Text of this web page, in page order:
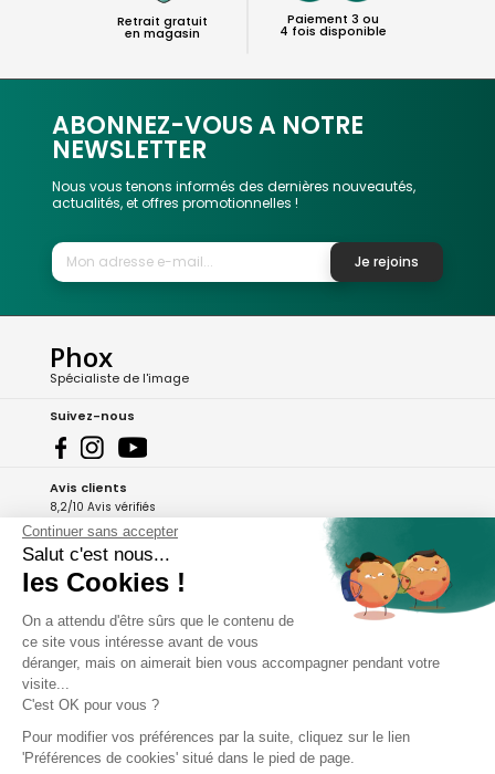
Retrait gratuit
en magasin
Paiement 3 ou
4 fois disponible
ABONNEZ-VOUS A NOTRE
NEWSLETTER
Nous vous tenons informés des dernières nouveautés,
actualités, et offres promotionnelles !
Je rejoins
Phox
Spécialiste de l'image
Suivez-nous
Avis clients
8,2/10 Avis vérifiés
L'Appli Phox
A propos de Phox
Services et garanties
Continuer sans accepter
Salut c'est nous...
les Cookies !
On a attendu d'être sûrs que le contenu de
ce site vous intéresse avant de vous
déranger, mais on aimerait bien vous accompagner pendant votre
visite...
C'est OK pour vous ?
Pour modifier vos préférences par la suite, cliquez sur le lien
'Préférences de cookies' situé dans le pied de page.